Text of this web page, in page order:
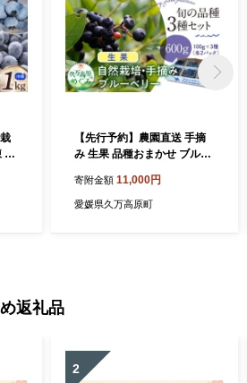
ブ
【先行予約】農園直送 手摘
み 生果 品種おまかせ ブルー
計6パック 食べ比べ ｜ 愛媛
県 久万高原町 廣瀬農園 自然
寄附金額 11,000円
愛媛県久万高原町
返礼品
2